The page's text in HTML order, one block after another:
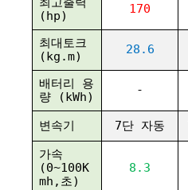
(hp)
170
최대토크
(kg.m)
28.6
배터리 용
량 (kWh)
-
변속기 7단 자동
가속
(0~100K
mh,초)
8.3